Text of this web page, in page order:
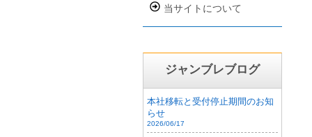
当サイトについて
ジャンブレブログ
本社移転と受付停止期間のお知
らせ
2026/06/17